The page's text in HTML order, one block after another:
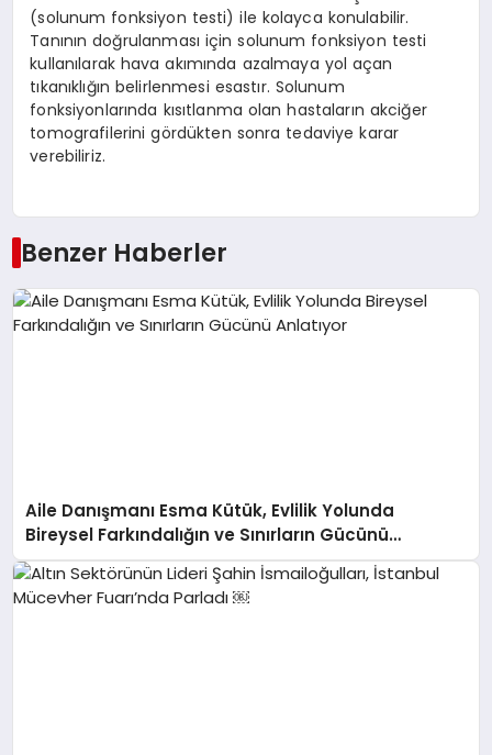
(solunum fonksiyon testi) ile kolayca konulabilir.
Tanının doğrulanması için solunum fonksiyon testi
kullanılarak hava akımında azalmaya yol açan
tıkanıklığın belirlenmesi esastır. Solunum
fonksiyonlarında kısıtlanma olan hastaların akciğer
tomografilerini gördükten sonra tedaviye karar
verebiliriz.
Benzer Haberler
Aile Danışmanı Esma Kütük, Evlilik Yolunda
Bireysel Farkındalığın ve Sınırların Gücünü
Anlatıyor